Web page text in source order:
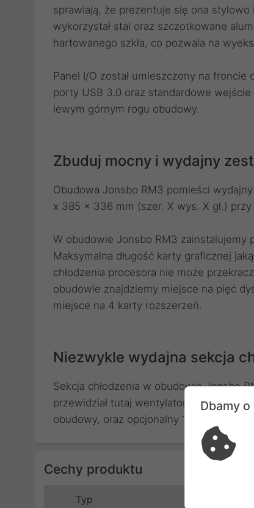
sprawiają, że prezentuje się ona
wykorzystał stal oraz szczotkowane
hartowanego szkła, co pozwala na
Panel I/O został umieszczony na
porty USB 3.0 oraz standardowe
lewym górnym rogu obudowy.
Zbuduj mocny i wydajny
Obudowa Jonsbo RM3 pomieści
x 385 x 336 mm (szer. X wys. X gł.) przy
W obudowie Jonsbo RM3 zainstalujemy
Maksymalna długość karty graficznej
chłodzenia procesora nie może
obudowie znajdziemy miejsce na pięć
miejsce na 4 karty rozszerzeń.
Niezwykle wydajna sekcja
Sekcja chłodzenia w obudowie Jonsbo
przewidział tutaj wentylatory - jeden o
obudowy, oraz opcjonalny 120mm z
Cechy produktu
Typ
Dbamy